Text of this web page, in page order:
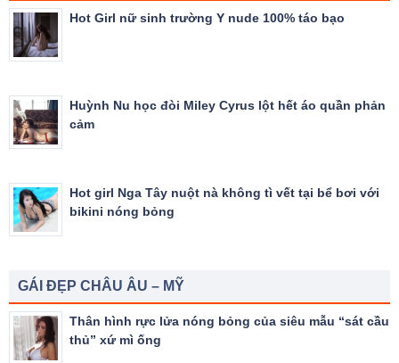
Hot Girl nữ sinh trường Y nude 100% táo bạo
Huỳnh Nu học đòi Miley Cyrus lột hết áo quần phản
cảm
Hot girl Nga Tây nuột nà không tì vết tại bể bơi với
bikini nóng bỏng
GÁI ĐẸP CHÂU ÂU – MỸ
Thân hình rực lửa nóng bỏng của siêu mẫu “sát cầu
thủ” xứ mì ống